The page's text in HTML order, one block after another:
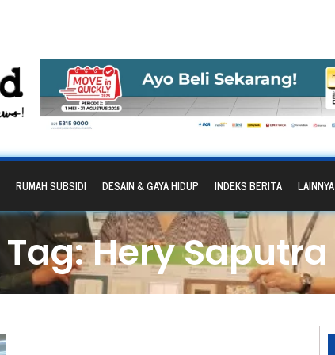
RUMAH SUBSIDI DESAIN & GAYA HIDUP INDEKS BERITA LAINNYA
Tag: Hery Saputra